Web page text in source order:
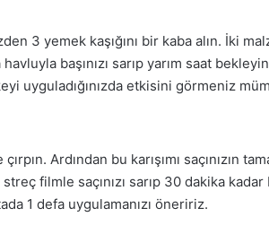
3 yemek kaşığını bir kaba alın. İki
başınızı sarıp yarım saat
uyguladığınızda etkisini görmeniz
Ardından bu karışımı saçınızın
filmle saçınızı sarıp 30 dakika
1 defa uygulamanızı öneririz.